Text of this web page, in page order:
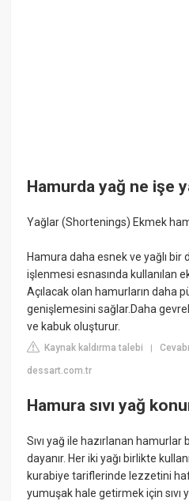
Hamurda yağ ne işe
Yağlar (Shortenings) Ekmek
Hamura daha esnek ve yağlı bir
işlenmesi esnasında kullanılan
Açılacak olan hamurların daha
genişlemesini sağlar.Daha
ve kabuk oluşturur.
Kaynak kaldırma talebi |
dessart.com.tr
Hamura sıvı yağ
Sıvı yağ ile hazırlanan hamurlar
dayanır. Her iki yağı birlikte
kurabiye tariflerinde lezzetini
yumuşak hale getirmek için sıvı